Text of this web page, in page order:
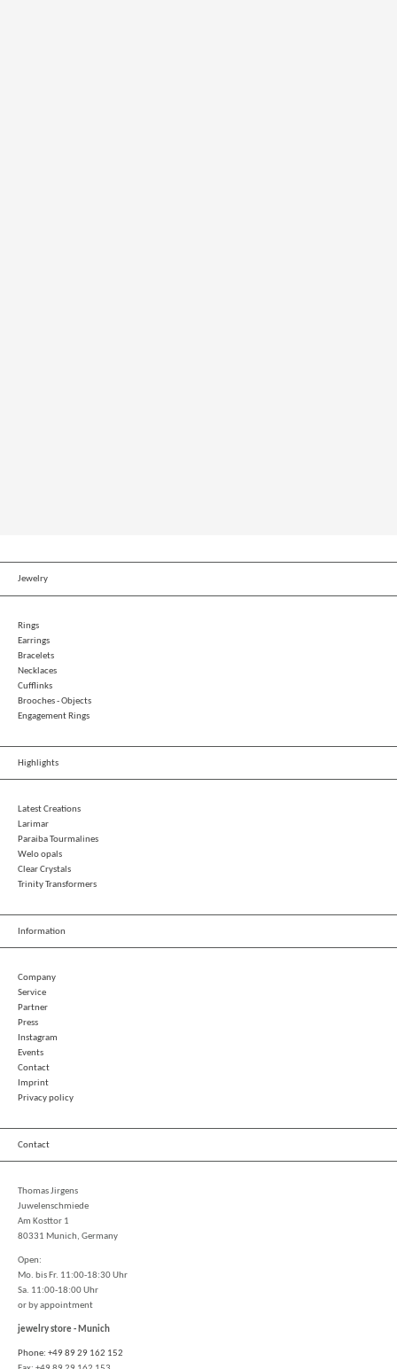
Jewelry
Rings
Earrings
Bracelets
Necklaces
Cufflinks
Brooches - Objects
Engagement Rings
Highlights
Latest Creations
Larimar
Paraiba Tourmalines
Welo opals
Clear Crystals
Trinity Transformers
Information
Company
Service
Partner
Press
Instagram
Events
Contact
Imprint
Privacy policy
Contact
Thomas Jirgens
Juwelenschmiede
Am Kosttor 1
80331 Munich, Germany
Open:
Mo. bis Fr. 11:00-18:30 Uhr
Sa. 11:00-18:00 Uhr
or by appointment
jewelry store - Munich
Phone: +49 89 29 162 152